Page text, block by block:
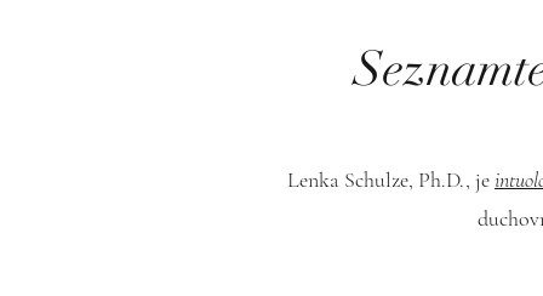
Lenka Schulze, Ph.D., je